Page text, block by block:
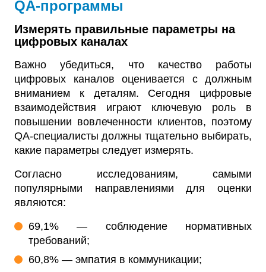
QA-программы
Измерять правильные параметры на
цифровых каналах
Важно убедиться, что качество работы
цифровых каналов оценивается с должным
вниманием к деталям. Сегодня цифровые
взаимодействия играют ключевую роль в
повышении вовлеченности клиентов, поэтому
QA-специалисты должны тщательно выбирать,
какие параметры следует измерять.
Согласно исследованиям, самыми
популярными направлениями для оценки
являются:
69,1% — соблюдение нормативных
требований;
60,8% — эмпатия в коммуникации;